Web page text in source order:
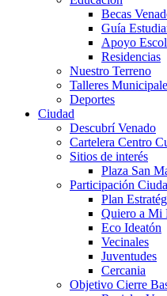
Becas
Guía
Apoyo
Residencias
Nuestro Terreno
Talleres
Deportes
Ciudad
Descubrí Venado
Cartelera Centro
Sitios de interés
Plaza San
Participación
Plan
Quiero a Mi
Eco Ideatón
Vecinales
Juventudes
Cercania
Objetivo Cierre